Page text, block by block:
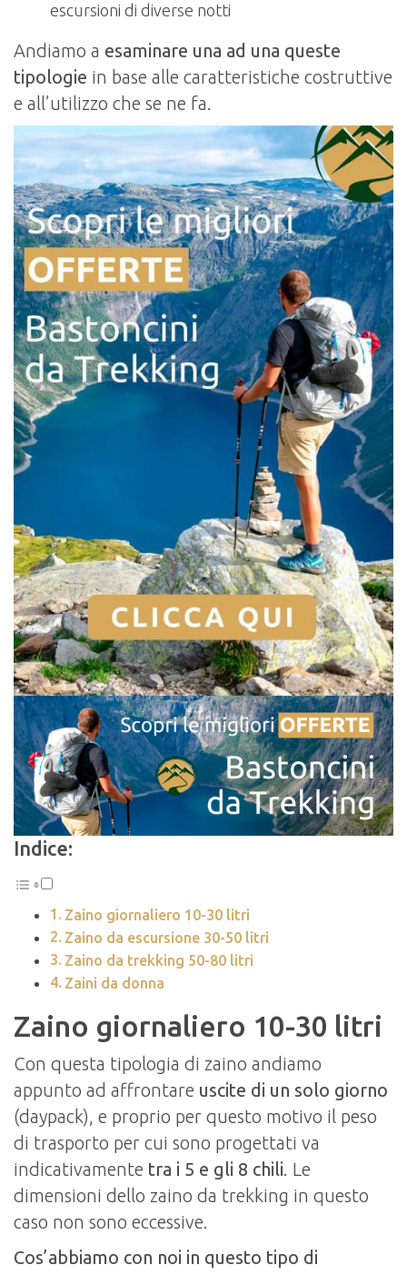
escursioni di diverse notti
Andiamo a esaminare una ad una queste
tipologie in base alle caratteristiche costruttive
e all’utilizzo che se ne fa.
Indice:
Zaino giornaliero 10-30 litri
Zaino da escursione 30-50 litri
Zaino da trekking 50-80 litri
Zaini da donna
Zaino giornaliero 10-30 litri
Con questa tipologia di zaino andiamo
appunto ad affrontare uscite di un solo giorno
(daypack), e proprio per questo motivo il peso
di trasporto per cui sono progettati va
indicativamente tra i 5 e gli 8 chili. Le
dimensioni dello zaino da trekking in questo
caso non sono eccessive.
Cos’abbiamo con noi in questo tipo di